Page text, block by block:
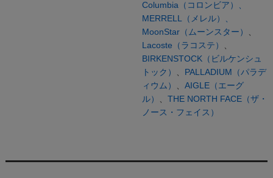
Columbia（コロンビア）、
MERRELL（メレル）、
MoonStar（ムーンスター）
、
Lacoste（ラコステ）
、
BIRKENSTOCK（ビルケンシュ
トック）
、 PALLADIUM（パラデ
ィウム）
、 AIGLE（エーグ
ル）
、 THE NORTH FACE（ザ・
ノース・フェイス）